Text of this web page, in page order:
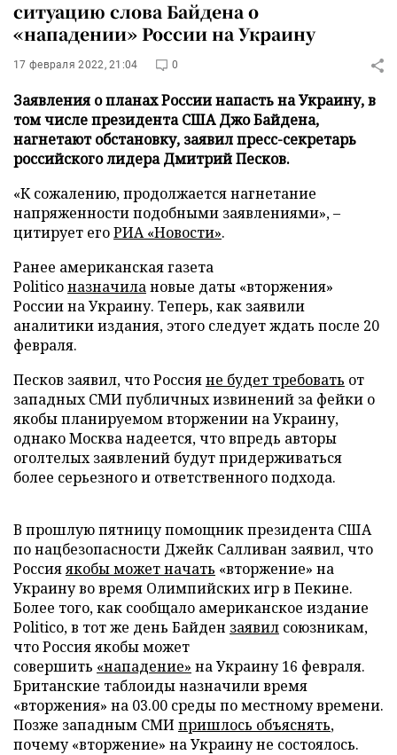
ситуацию слова Байдена о
«нападении» России на Украину
17 февраля 2022, 21:04 0
Заявления о планах России напасть на Украину, в
том числе президента США Джо Байдена,
нагнетают обстановку, заявил пресс-секретарь
российского лидера Дмитрий Песков.
«К сожалению, продолжается нагнетание
напряженности подобными заявлениями», –
цитирует егоРИА «Новости».
Ранее американская газета
Politicoназначилановые даты «вторжения»
России на Украину. Теперь, как заявили
аналитики издания, этого следует ждать после 20
февраля.
Песков заявил, что Россияне будет требовать от
западных СМИ публичных извинений за фейки о
якобы планируемом вторжении на Украину,
однако Москва надеется, что впредь авторы
оголтелых заявлений будут придерживаться
более серьезного и ответственного подхода.
В прошлую пятницу помощник президента США
по нацбезопасности Джейк Салливан заявил, что
Россияякобы может начать «вторжение» на
Украину во время Олимпийских игр в Пекине.
Более того, как сообщало американское издание
Politico, в тот же день Байден заявил союзникам,
что Россия якобы может
совершить «нападение» на Украину 16 февраля.
Британские таблоиды назначили время
«вторжения» на 03.00 среды по местному времени.
Позже западным СМИпришлось объяснять,
почему «вторжение» на Украину не состоялось.